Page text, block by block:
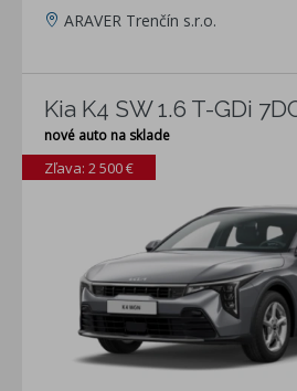
ARAVER Trenčín s.r.o.
Kia K4 SW 1.6 T-GDi
nové auto na sklade
Zľava: 2 500 €